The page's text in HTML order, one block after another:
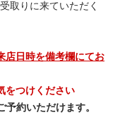
取りに来ていただく
店日時を備考欄にてお
をつけください
約いただけます。